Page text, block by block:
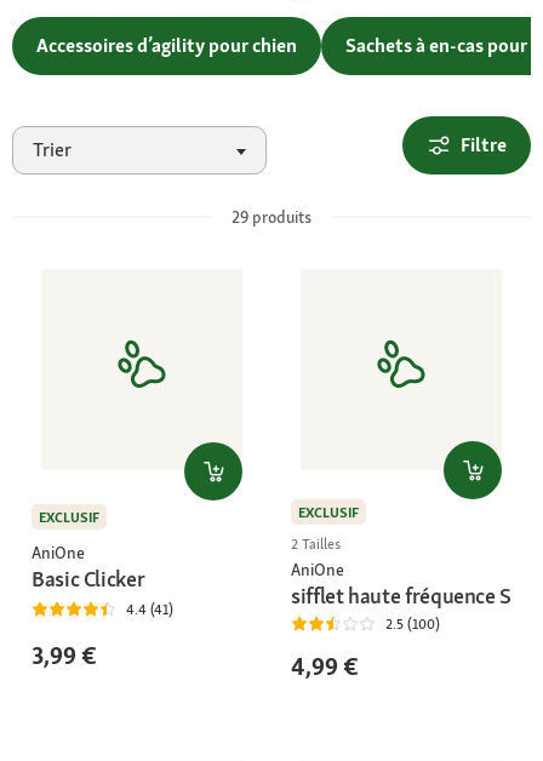
Accessoires d’agility pour chien Sachets à en-cas pour
Trier Filtre
29 produits
EXCLUSIF
AniOne
Basic Clicker
4.4 (41)
3,99 €
EXCLUSIF
2 Tailles
AniOne
sifflet haute fréquence S
2.5 (100)
4,99 €